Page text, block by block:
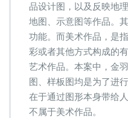
品设计图，以及反映地
地图、示意图等作品。
功能。而美术作品，是
彩或者其他方式构成的
艺术作品。本案中，金
图、样板图均是为了进
在于通过图形本身带给
不属于美术作品。